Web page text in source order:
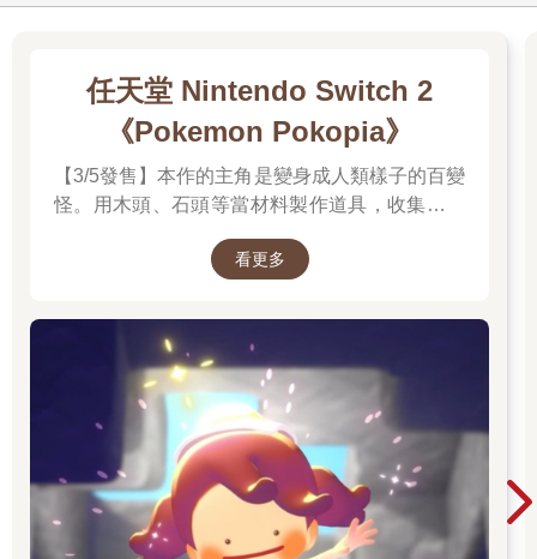
任天堂 Nintendo Switch 2
《Pokemon Pokopia》
【3/5發售】本作的主角是變身成人類樣子的百變
怪。用木頭、石頭等當材料製作道具，收集樹果
方吧。並且遊戲中的時間會與現實時間同步。體
的個性，度過悠悠哉哉的生活吧。
看更多